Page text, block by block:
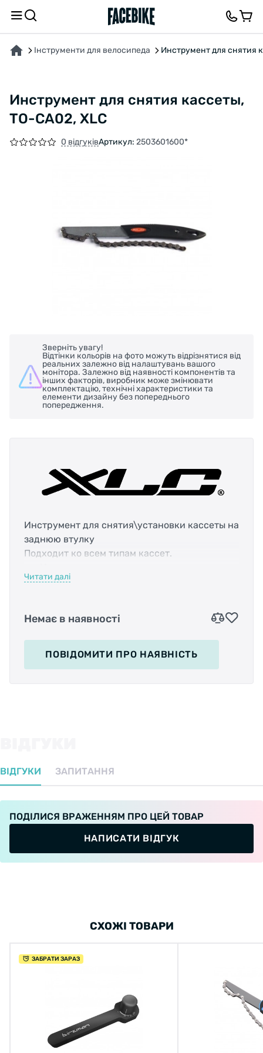
Інструменти для велосипеда Инструмент для снятия
Инструмент для снятия кассеты,
TO-CA02, XLC
0 відгуківАртикул: 2503601600*
Зверніть увагу!
Відтінки кольорів на фото можуть відрізнятися від
реальних залежно від налаштувань вашого
монітора. Залежно від наявності компонентів та
інших факторів, виробник може змінювати
комплектацію, технічні характеристики та
елементи дизайну без попереднього
попередження.
Инструмент для снятия\установки кассеты на
заднюю втулку
Подходит ко всем типам кассет.
Рукоятка эргономичная, обрезиненная.
Подойдёт как для веломастерской, так и для
домашнего использования.
Читати далі
Немає в наявності
ПОВІДОМИТИ ПРО НАЯВНІСТЬ
ВІДГУКИ ЗАПИТАННЯ
ПОДІЛИСЯ ВРАЖЕННЯМ ПРО ЦЕЙ ТОВАР
НАПИСАТИ ВІДГУК
ПРО ТОВАР ВІДГУКИ ТА ЗАПИТАННЯ
СХОЖІ ТОВАРИ
ЗАБРАТИ ЗАРАЗ